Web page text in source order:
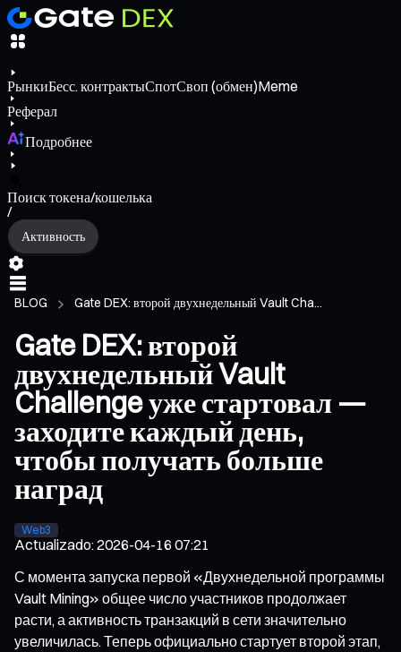
РынкиБесс. контрактыСпотСвоп (обмен)Meme
Реферал
Подробнее
Поиск токена/кошелька
/
Активность
BLOG Gate DEX: второй двухнедельный Vault Cha...
Gate DEX: второй
двухнедельный Vault
Challenge уже стартовал —
заходите каждый день,
чтобы получать больше
наград
Web3
Actualizado:2026-04-16 07:21
С момента запуска первой «Двухнедельной программы
Vault Mining» общее число участников продолжает
расти, а активность транзакций в сети значительно
увеличилась. Теперь официально стартует второй этап,